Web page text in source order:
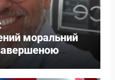
моральний